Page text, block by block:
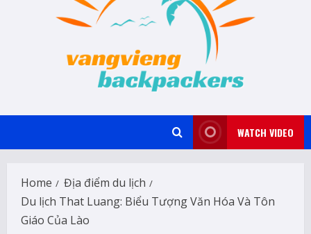
WATCH VIDEO
Home
Địa điểm du lịch
Du lịch That Luang: Biểu Tượng Văn Hóa Và Tôn
Giáo Của Lào